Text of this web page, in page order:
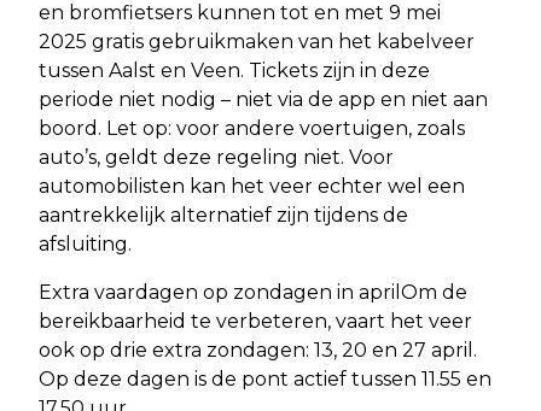
en bromfietsers kunnen tot en met 9 mei
2025 gratis gebruikmaken van het kabelveer
tussen Aalst en Veen. Tickets zijn in deze
periode niet nodig – niet via de app en niet aan
boord. Let op: voor andere voertuigen, zoals
auto’s, geldt deze regeling niet. Voor
automobilisten kan het veer echter wel een
aantrekkelijk alternatief zijn tijdens de
afsluiting.
Extra vaardagen op zondagen in aprilOm de
bereikbaarheid te verbeteren, vaart het veer
ook op drie extra zondagen: 13, 20 en 27 april.
Op deze dagen is de pont actief tussen 11.55 en